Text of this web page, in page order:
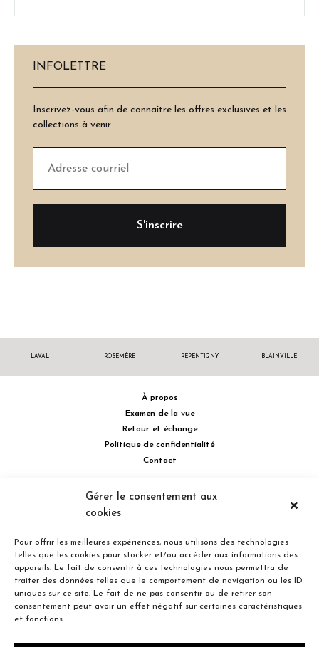
Gérer le consentement aux
cookies
Pour offrir les meilleures expériences, nous utilisons des technologies
telles que les cookies pour stocker et/ou accéder aux informations des
appareils. Le fait de consentir à ces technologies nous permettra de
traiter des données telles que le comportement de navigation ou les ID
uniques sur ce site. Le fait de ne pas consentir ou de retirer son
consentement peut avoir un effet négatif sur certaines caractéristiques
et fonctions.
INFOLETTRE
Inscrivez-vous afin de connaître les offres exclusives et les
collections à venir
LAVAL ROSEMÈRE REPENTIGNY BLAINVILLE
À propos
Examen de la vue
Retour et échange
Politique de confidentialité
Contact
514 732.0222
Concorde Est, Laval, Québec H7G 2E4 Canada
Entreprise familiale du Québec depuis plus de 40 ans.